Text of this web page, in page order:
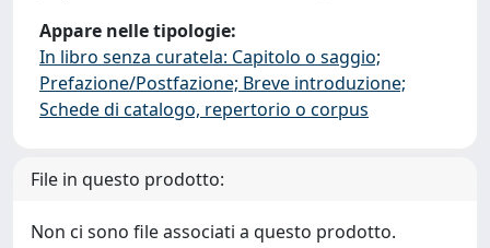
Appare nelle tipologie:
In libro senza curatela: Capitolo o saggio;
Prefazione/Postfazione; Breve introduzione;
Schede di catalogo, repertorio o corpus
File in questo prodotto:
Non ci sono file associati a questo prodotto.